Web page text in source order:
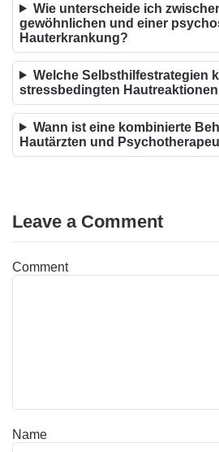
Wie unterscheide ich
gewöhnlichen und einer
Hauterkrankung?
Welche Selbsthilfestrategien
stressbedingten
Wann ist eine kombinierte
Hautärzten und
Leave a Comment
Comment
Name